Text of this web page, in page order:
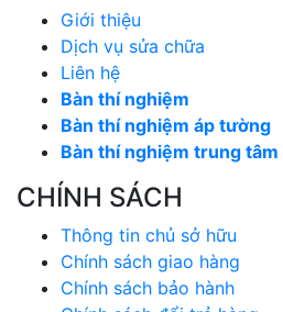
Giới thiệu
Dịch vụ sửa chữa
Liên hệ
Bàn thí nghiệm
Bàn thí nghiệm áp tường
Bàn thí nghiệm trung tâm
CHÍNH SÁCH
Thông tin chủ sở hữu
Chính sách giao hàng
Chính sách bảo hành